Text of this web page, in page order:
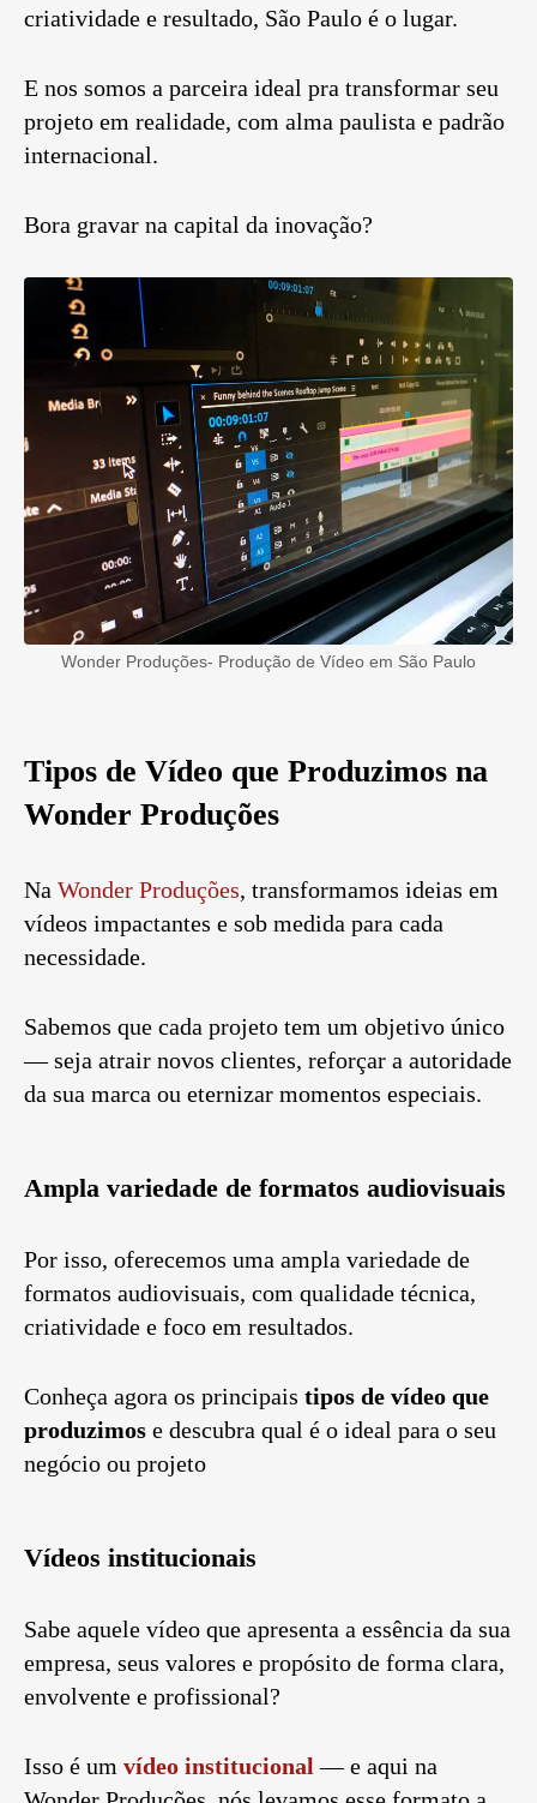
criatividade e resultado, São Paulo é o lugar.
E nos somos a parceira ideal pra transformar seu
projeto em realidade, com alma paulista e padrão
internacional.
Bora gravar na capital da inovação?
Wonder Produções- Produção de Vídeo em São Paulo
Tipos de Vídeo que Produzimos na
Wonder Produções
Na Wonder Produções, transformamos ideias em
vídeos impactantes e sob medida para cada
necessidade.
Sabemos que cada projeto tem um objetivo único
— seja atrair novos clientes, reforçar a autoridade
da sua marca ou eternizar momentos especiais.
Ampla variedade de formatos audiovisuais
Por isso, oferecemos uma ampla variedade de
formatos audiovisuais, com qualidade técnica,
criatividade e foco em resultados.
Conheça agora os principais tipos de vídeo que
produzimos e descubra qual é o ideal para o seu
negócio ou projeto
Vídeos institucionais
Sabe aquele vídeo que apresenta a essência da sua
empresa, seus valores e propósito de forma clara,
envolvente e profissional?
Isso é um vídeo institucional — e aqui na